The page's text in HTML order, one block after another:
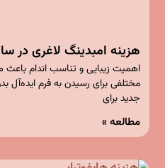
هزینه امبدینگ لاغری در سال
اهمیت زیبایی و تناسب اندام
مختلفی برای رسیدن به فرم
جدید برای
مطالعه »